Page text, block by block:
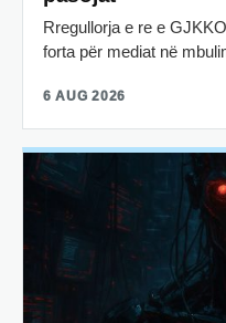
Rregullorja e re e
forta për mediat në
6 AUG 2026